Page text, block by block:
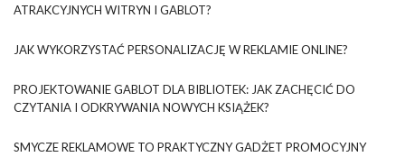
ATRAKCYJNYCH WITRYN I GABLOT?
JAK WYKORZYSTAĆ PERSONALIZACJĘ W REKLAMIE ONLINE?
PROJEKTOWANIE GABLOT DLA BIBLIOTEK: JAK ZACHĘCIĆ DO
CZYTANIA I ODKRYWANIA NOWYCH KSIĄŻEK?
SMYCZE REKLAMOWE TO PRAKTYCZNY GADŻET PROMOCYJNY